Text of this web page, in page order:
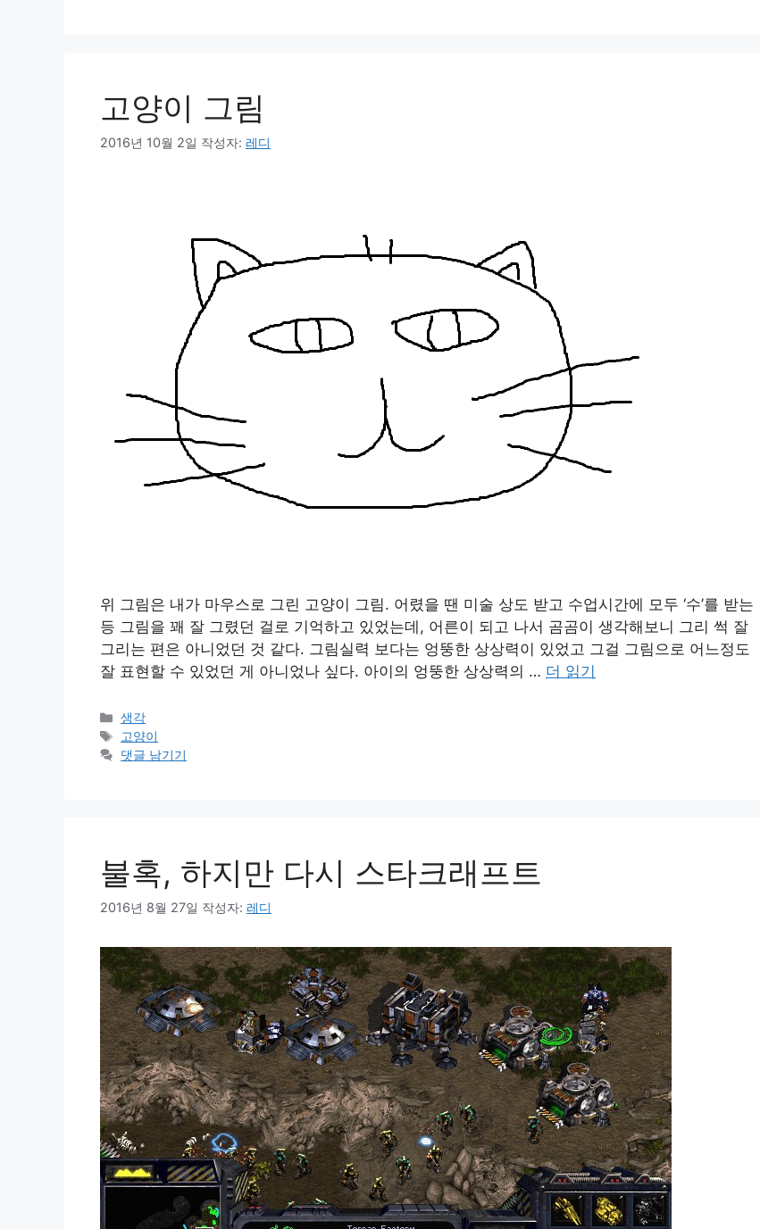
고양이 그림
2016년 10월 2일 작성자: 레디
위 그림은 내가 마우스로 그린 고양이 그림. 어렸을 땐 미술 상도 받고 수업시간에 모두 ‘수’를 받는
등 그림을 꽤 잘 그렸던 걸로 기억하고 있었는데, 어른이 되고 나서 곰곰이 생각해보니 그리 썩 잘
그리는 편은 아니었던 것 같다. 그림실력 보다는 엉뚱한 상상력이 있었고 그걸 그림으로 어느정도
잘 표현할 수 있었던 게 아니었나 싶다. 아이의 엉뚱한 상상력의 … 더 읽기
카
테
고
생각
태
그
고양이
댓글 남기기
불혹, 하지만 다시 스타크래프트
2016년 8월 27일 작성자: 레디